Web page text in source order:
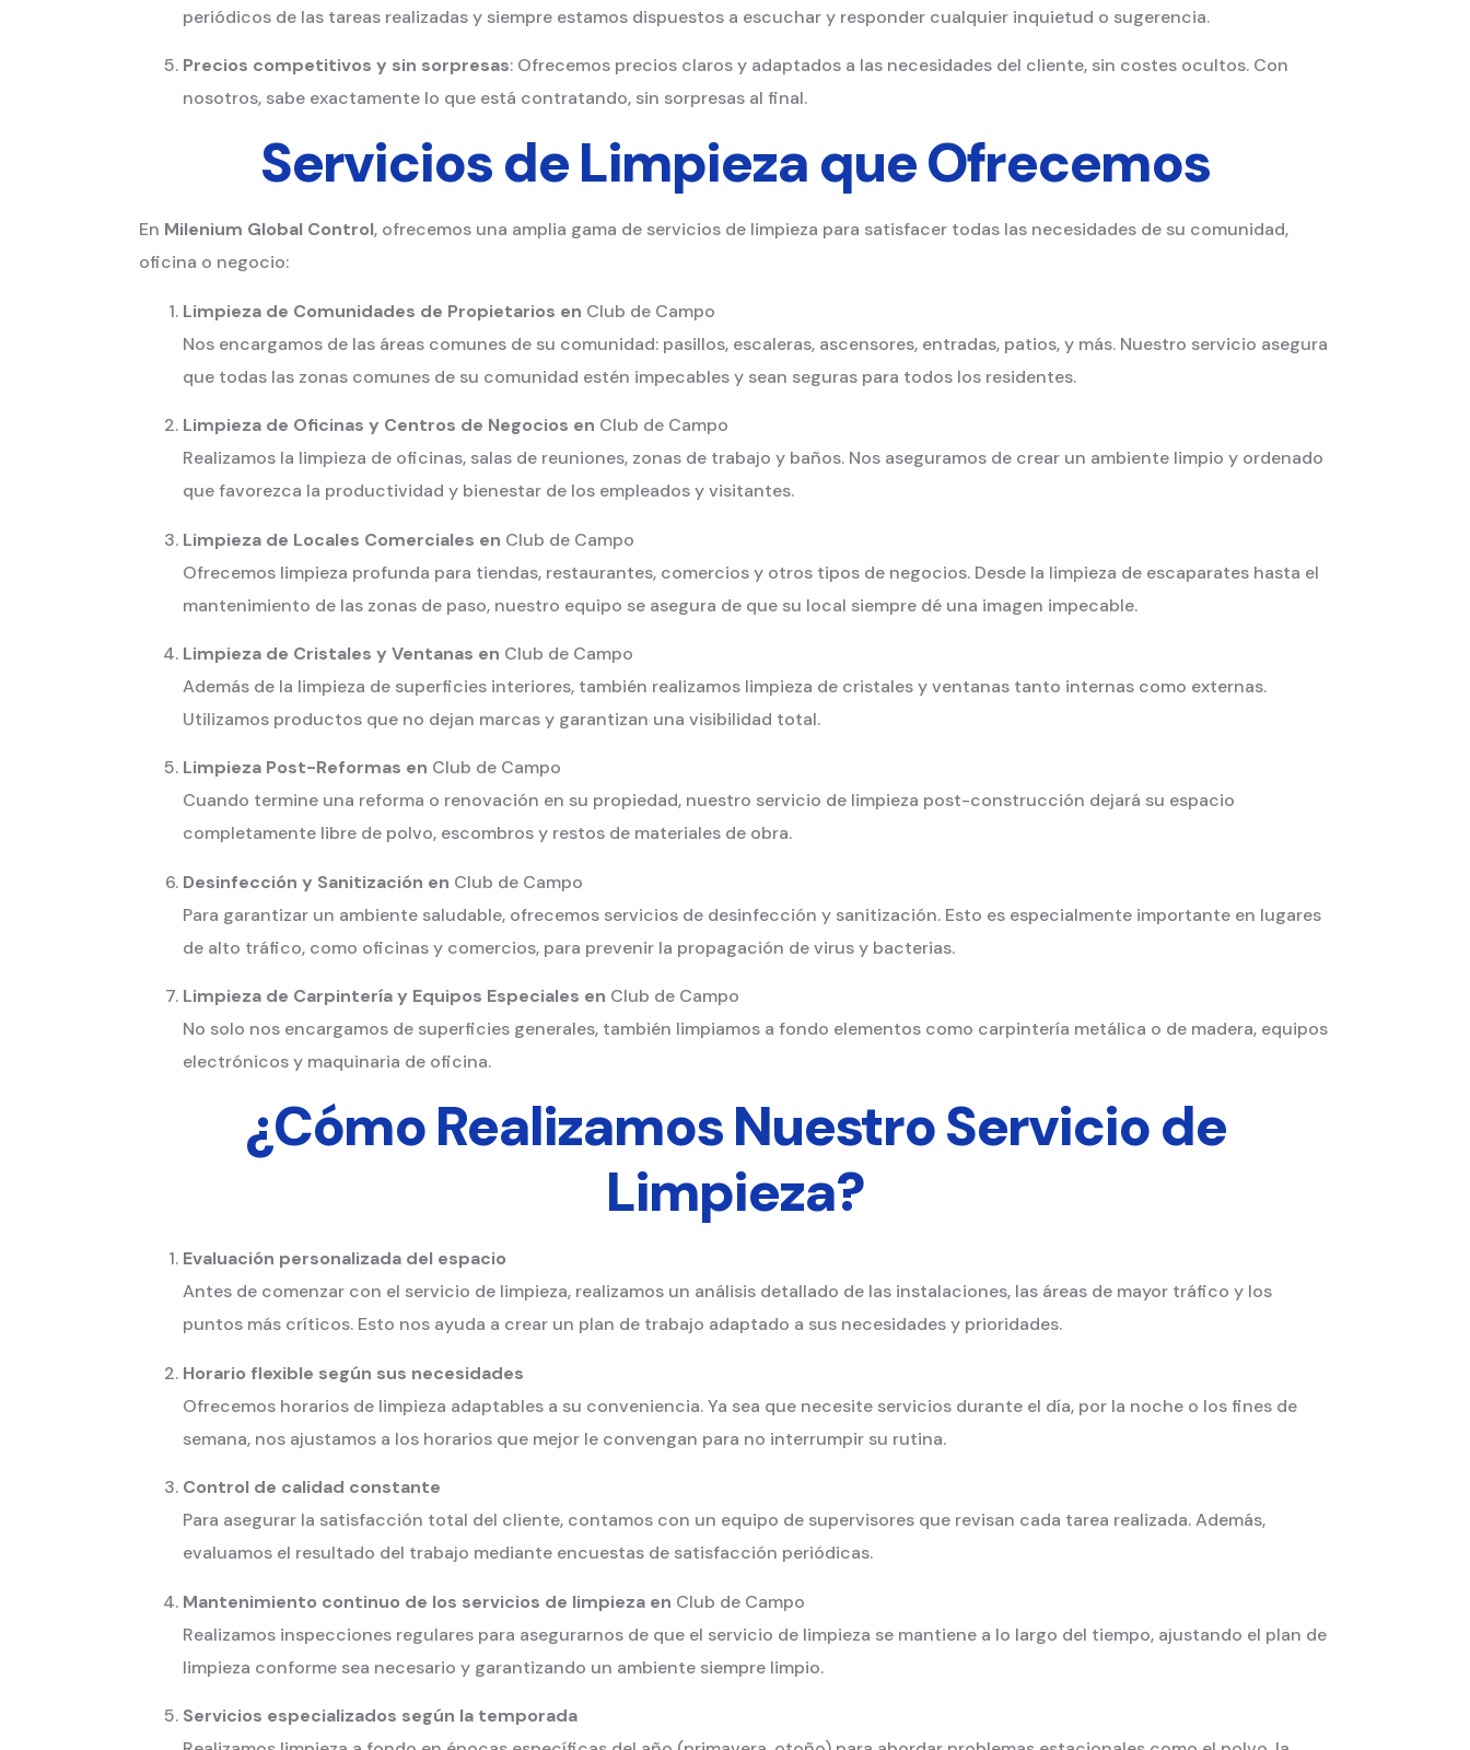
periódicos de las tareas realizadas y siempre estamos dispuestos a escuchar y responder cualquier inquietud o sugerencia.
Precios competitivos y sin sorpresas: Ofrecemos precios claros y adaptados a las necesidades del cliente, sin costes ocultos. Con
nosotros, sabe exactamente lo que está contratando, sin sorpresas al final.
Servicios de Limpieza que Ofrecemos
En Milenium Global Control, ofrecemos una amplia gama de servicios de limpieza para satisfacer todas las necesidades de su comunidad,
oficina o negocio:
Limpieza de Comunidades de Propietarios en Club de Campo
Nos encargamos de las áreas comunes de su comunidad: pasillos, escaleras, ascensores, entradas, patios, y más. Nuestro servicio asegura
que todas las zonas comunes de su comunidad estén impecables y sean seguras para todos los residentes.
Limpieza de Oficinas y Centros de Negocios en Club de Campo
Realizamos la limpieza de oficinas, salas de reuniones, zonas de trabajo y baños. Nos aseguramos de crear un ambiente limpio y ordenado
que favorezca la productividad y bienestar de los empleados y visitantes.
Limpieza de Locales Comerciales en Club de Campo
Ofrecemos limpieza profunda para tiendas, restaurantes, comercios y otros tipos de negocios. Desde la limpieza de escaparates hasta el
mantenimiento de las zonas de paso, nuestro equipo se asegura de que su local siempre dé una imagen impecable.
Limpieza de Cristales y Ventanas en Club de Campo
Además de la limpieza de superficies interiores, también realizamos limpieza de cristales y ventanas tanto internas como externas.
Utilizamos productos que no dejan marcas y garantizan una visibilidad total.
Limpieza Post-Reformas en Club de Campo
Cuando termine una reforma o renovación en su propiedad, nuestro servicio de limpieza post-construcción dejará su espacio
completamente libre de polvo, escombros y restos de materiales de obra.
Desinfección y Sanitización en Club de Campo
Para garantizar un ambiente saludable, ofrecemos servicios de desinfección y sanitización. Esto es especialmente importante en lugares
de alto tráfico, como oficinas y comercios, para prevenir la propagación de virus y bacterias.
Limpieza de Carpintería y Equipos Especiales en Club de Campo
No solo nos encargamos de superficies generales, también limpiamos a fondo elementos como carpintería metálica o de madera, equipos
electrónicos y maquinaria de oficina.
¿Cómo Realizamos Nuestro Servicio de
Limpieza?
Evaluación personalizada del espacio
Antes de comenzar con el servicio de limpieza, realizamos un análisis detallado de las instalaciones, las áreas de mayor tráfico y los
puntos más críticos. Esto nos ayuda a crear un plan de trabajo adaptado a sus necesidades y prioridades.
Horario flexible según sus necesidades
Ofrecemos horarios de limpieza adaptables a su conveniencia. Ya sea que necesite servicios durante el día, por la noche o los fines de
semana, nos ajustamos a los horarios que mejor le convengan para no interrumpir su rutina.
Control de calidad constante
Para asegurar la satisfacción total del cliente, contamos con un equipo de supervisores que revisan cada tarea realizada. Además,
evaluamos el resultado del trabajo mediante encuestas de satisfacción periódicas.
Mantenimiento continuo de los servicios de limpieza en Club de Campo
Realizamos inspecciones regulares para asegurarnos de que el servicio de limpieza se mantiene a lo largo del tiempo, ajustando el plan de
limpieza conforme sea necesario y garantizando un ambiente siempre limpio.
Servicios especializados según la temporada